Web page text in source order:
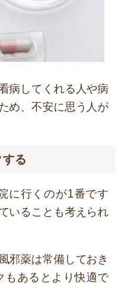
病してくれる人や病
め、不安に思う人が
る
に行くのが1番です
いることも考えられ
邪薬は常備しておき
もあるとより快適で